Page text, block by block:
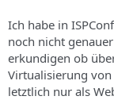
Ich habe in
noch nicht
erkundigen ob
Virtualisierung
letztlich nur als